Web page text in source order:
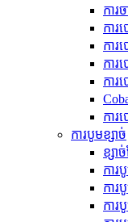
ការ
ការ
ការ
ការ
ការ
កា
ការបូមខ្សាច់
ខ្សា
ការ
ការ​
ការ